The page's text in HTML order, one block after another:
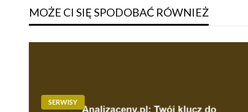
MOŻE CI SIĘ SPODOBAĆ RÓWNIEŻ
SERWISY